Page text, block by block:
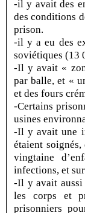
-il y avait des
des conditions
prison.
-il y a eu des
soviétiques (13
-Il y avait «
par balle, et «
et des fours
-Certains
usines
-Il y avait une
étaient
vingtaine
infections, et
-Il y avait aussi
les corps et
prisonniers